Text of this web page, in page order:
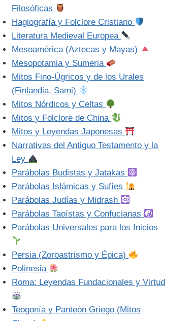
Filosóficas
Hagiografía y Folclore Cristiano
Literatura Medieval Europea
Mesoamérica (Aztecas y Mayas)
Mesopotamia y Sumeria
Mitos Fino-Úgricos y de los Urales
(Finlandia, Sami)
Mitos Nórdicos y Celtas
Mitos y Folclore de China
Mitos y Leyendas Japonesas
Narrativas del Antiguo Testamento y la
Ley
Parábolas Budistas y Jatakas
Parábolas Islámicas y Sufíes
Parábolas Judías y Midrash
Parábolas Taoístas y Confucianas
Parábolas Universales para los Inicios
Persia (Zoroastrismo y Épica)
Polinesia
Roma: Leyendas Fundacionales y Virtud
Teogonía y Panteón Griego (Mitos